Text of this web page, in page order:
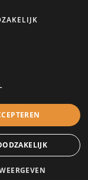
1261
voorwaarden
(zakelijk)
Blog
Harddisk.nl